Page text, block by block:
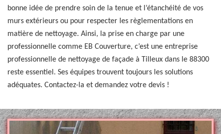
bonne idée de prendre soin de la tenue et l’étanchéité de vos
murs extérieurs ou pour respecter les règlementations en
matière de nettoyage. Ainsi, la prise en charge par une
professionnelle comme EB Couverture, c’est une entreprise
professionnelle de nettoyage de façade à Tilleux dans le 88300
reste essentiel. Ses équipes trouvent toujours les solutions
adéquates. Contactez-la et demandez votre devis !